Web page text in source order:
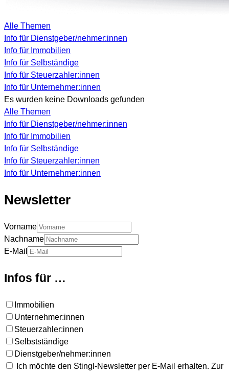
Alle Themen
Info für Dienstgeber/nehmer:innen
Info für Immobilien
Info für Selbständige
Info für Steuerzahler:innen
Info für Unternehmer:innen
Es wurden keine Downloads gefunden
Alle Themen
Info für Dienstgeber/nehmer:innen
Info für Immobilien
Info für Selbständige
Info für Steuerzahler:innen
Info für Unternehmer:innen
Newsletter
Vorname
Nachname
E-Mail
Infos für …
Immobilien
Unternehmer:innen
Steuerzahler:innen
Selbstständige
Dienstgeber/nehmer:innen
Ich möchte den Stingl-Newsletter per E-Mail erhalten. Zur